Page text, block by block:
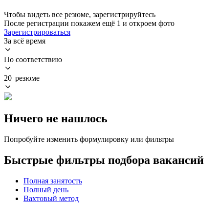
Чтобы видеть все резюме, зарегистрируйтесь
После регистрации покажем ещё 1 и откроем фото
Зарегистрироваться
За всё время
По соответствию
20 резюме
Ничего не нашлось
Попробуйте изменить формулировку или фильтры
Быстрые фильтры подбора вакансий
Полная занятость
Полный день
Вахтовый метод